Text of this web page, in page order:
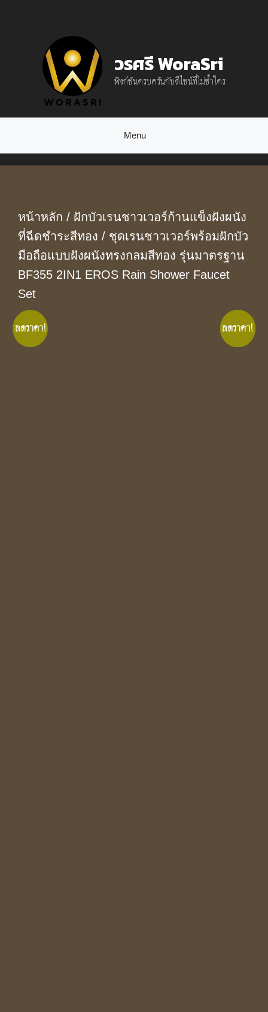
วรศรี WoraSri
ฟังก์ชันครบครันกับดีไซน์ที่ไม่ซ้ำใคร
Menu
หน้าหลัก / ฝักบัวเรนชาวเวอร์ก้านแข็งฝังผนัง
ที่ฉีดชำระสีทอง / ชุดเรนชาวเวอร์พร้อมฝักบัว
มือถือแบบฝังผนังทรงกลมสีทอง รุ่นมาตรฐาน
BF355 2IN1 EROS Rain Shower Faucet
Set
ลดราคา! ลดราคา!
ลดราคา!
ลดราคา!
ลดราคา!